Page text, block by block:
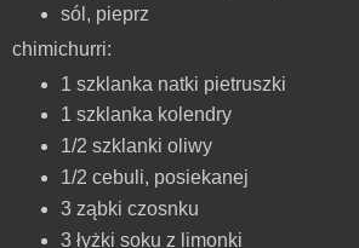
sól, pieprz
chimichurri:
1 szklanka natki pietruszki
1 szklanka kolendry
1/2 szklanki oliwy
1/2 cebuli, posiekanej
3 ząbki czosnku
3 łyżki soku z limonki